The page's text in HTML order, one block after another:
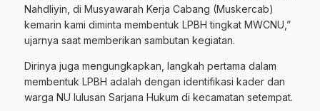
Nahdliyin, di Musyawarah Kerja Cabang (Muskercab)
kemarin kami diminta membentuk LPBH tingkat MWCNU,”
ujarnya saat memberikan sambutan kegiatan.
Dirinya juga mengungkapkan, langkah pertama dalam
membentuk LPBH adalah dengan identifikasi kader dan
warga NU lulusan Sarjana Hukum di kecamatan setempat.